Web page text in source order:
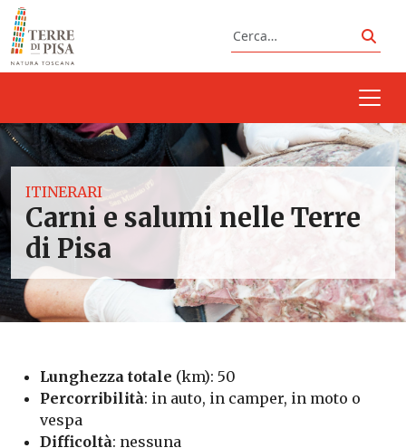
Vai al contenuto
Cerca
ITINERARI
Carni e salumi nelle Terre
di Pisa
Lunghezza totale (km): 50
Percorribilità: in auto, in camper, in moto o
vespa
Difficoltà: nessuna